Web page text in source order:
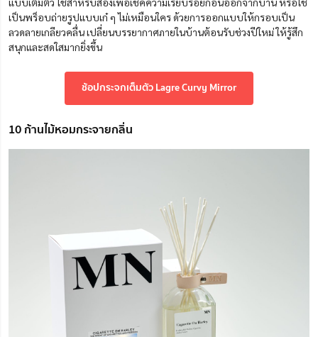
เป็นพร็อบถ่ายรูปแบบเก๋ ๆ ไม่เหมือนใคร ด้วยการออกแบบให้กรอบเป็น
ลวดลายเกลียวคลื่น เปลี่ยนบรรยากาศภายในบ้านต้อนรับช่วงปีใหม่ ให้รู้สึก
สนุกและสดใสมากยิ่งขึ้น
ช้อปกระจกเต็มตัว Lagre Curvy Mirror
10 ก้านไม้หอมกระจายกลิ่น